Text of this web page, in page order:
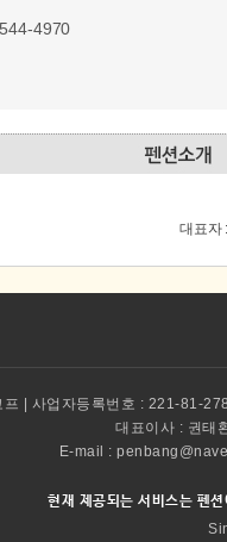
4970
대표자
프 | 사업자등록번호 : 221-81-
대표이사 : 권태
E-mail :
현재 제공되는 서비스는 펜